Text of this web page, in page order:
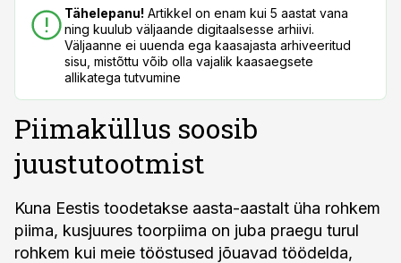
Tähelepanu! Artikkel on enam kui 5 aastat vana
ning kuulub väljaande digitaalsesse arhiivi.
Väljaanne ei uuenda ega kaasajasta arhiveeritud
sisu, mistõttu võib olla vajalik kaasaegsete
allikatega tutvumine
Piimaküllus soosib
juustutootmist
Kuna Eestis toodetakse aasta-aastalt üha rohkem
piima, kusjuures toorpiima on juba praegu turul
rohkem kui meie tööstused jõuavad töödelda,